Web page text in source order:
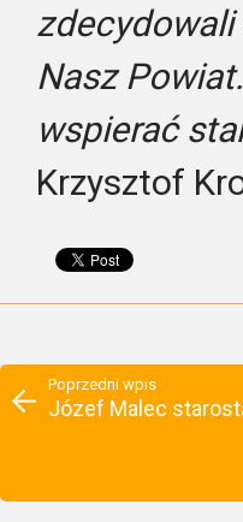
zdecydowali
Nasz
wspierać
Krzysztof
Poprzedni wpis
Józef Malec